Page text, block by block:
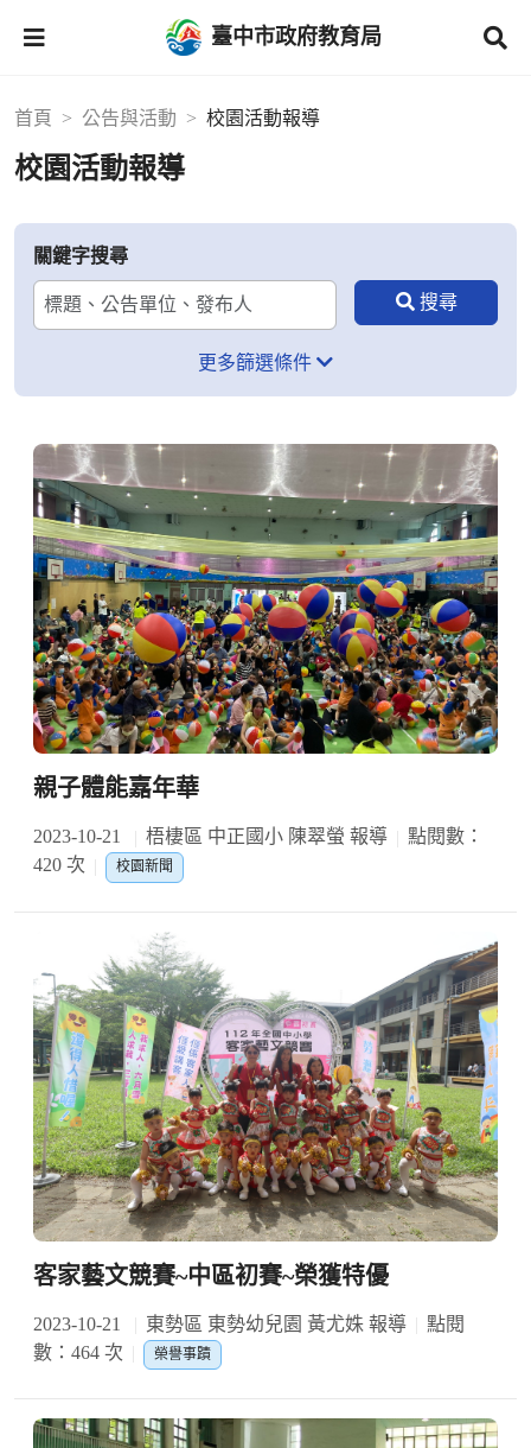
臺中市政府教育局
首頁 公告與活動 校園活動報導
校園活動報導
關鍵字搜尋
更多篩選條件
親子體能嘉年華
2023-10-21 梧棲區 中正國小 陳翠螢 報導
點閱數：
420 次
校園新聞
客家藝文競賽~中區初賽~榮獲特優
2023-10-21 東勢區 東勢幼兒園 黃尤姝 報導
點閱
數：464 次
榮譽事蹟